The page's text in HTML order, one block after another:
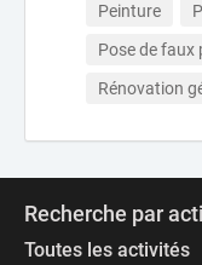
Peinture
Pose de faux
Rénovation
Recherche par
Toutes les activités